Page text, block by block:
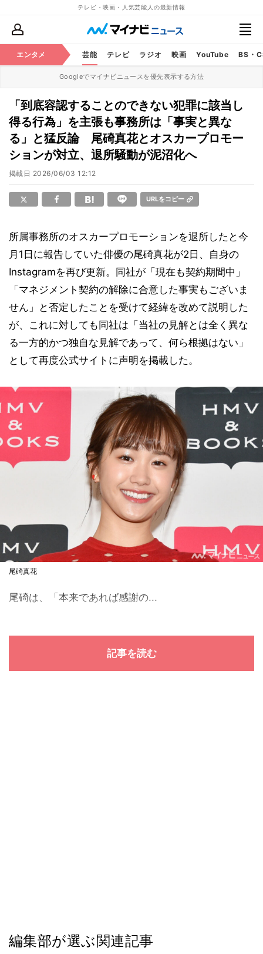
テレビ・映画・人気芸能人の最新情報
エンタメ 芸能 テレビ ラジオ 映画 YouTube BS・
Googleでマイナビニュースを優先表示する方法
「到底容認することのできない犯罪に該当し
得る行為」を主張も事務所は「事実と異な
る」と猛反論 尾碕真花とオスカープロモー
ションが対立、退所騒動が泥沼化へ
掲載日 2026/06/03 12:12
URLをコピー
所属事務所のオスカープロモーションを退所したと今
月1日に報告していた俳優の尾碕真花が2日、自身の
Instagramを再び更新。同社が「現在も契約期間中」
「マネジメント契約の解除に合意した事実もございま
せん」と否定したことを受けて経緯を改めて説明した
が、これに対しても同社は「当社の見解とは全く異な
る一方的かつ独自な見解であって、何ら根拠はない」
として再度公式サイトに声明を掲載した。
尾碕真花
尾碕は、「本来であれば感謝の...
記事を読む
編集部が選ぶ関連記事